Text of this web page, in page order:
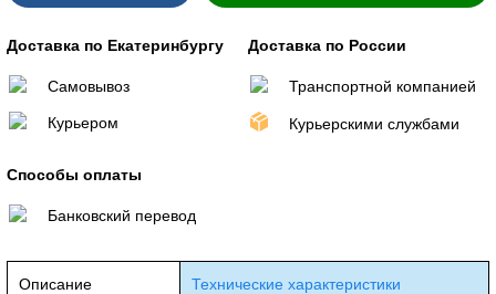
Доставка по Екатеринбургу
Самовывоз
Курьером
Доставка по России
Транспортной компанией
Курьерскими службами
Способы оплаты
Банковский перевод
Описание Технические характеристики